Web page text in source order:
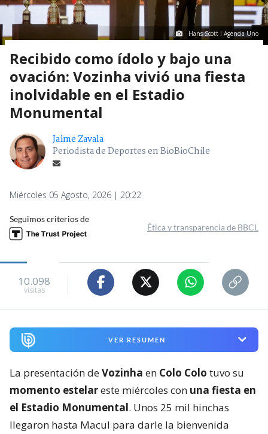
Hans Scott I Agencia Uno
Recibido como ídolo y bajo una
ovación: Vozinha vivió una fiesta
inolvidable en el Estadio
Monumental
Jaime Zavala
Periodista de Deportes en BioBioChile
Miércoles 05 Agosto, 2026 | 20:22
Seguimos criterios de
Ética y transparencia de BBCL
10.098
visitas
VER RESUMEN
La presentación deVozinha en Colo Colo tuvo su
momento estelareste miércoles con una fiesta en
el Estadio Monumental. Unos 25 mil hinchas
llegaron hasta Macul para darle la bienvenida